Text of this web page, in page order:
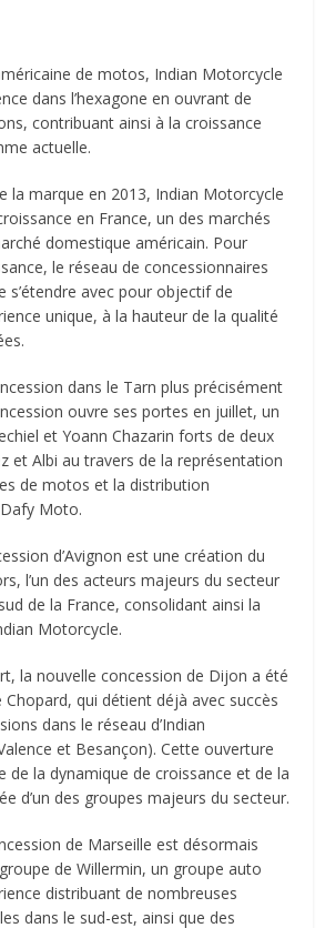
de motos, Indian Motorcycle
dans l’hexagone en ouvrant de
contribuant ainsi à la croissance
actuelle.
la marque en 2013, Indian Motorcycle
en France, un des marchés
domestique américain. Pour
le réseau de concessionnaires
s’étendre avec pour objectif de
unique, à la hauteur de la qualité
dans le Tarn plus précisément
ouvre ses portes en juillet, un
et Yoann Chazarin forts de deux
et Albi au travers de la représentation
de motos et la distribution
Dafy Moto.
d’Avignon est une création du
l’un des acteurs majeurs du secteur
de la France, consolidant ainsi la
Motorcycle.
la nouvelle concession de Dijon a été
qui détient déjà avec succès
dans le réseau d’Indian
et Besançon). Cette ouverture
de la dynamique de croissance et de la
d’un des groupes majeurs du secteur.
de Marseille est désormais
de Willermin, un groupe auto
distribuant de nombreuses
dans le sud-est, ainsi que des